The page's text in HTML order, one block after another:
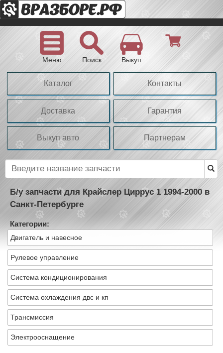
Меню Поиск Выкуп
Каталог Контакты
Доставка Гарантия
Выкуп авто Партнерам
Б/у запчасти для Крайслер Циррус 1 1994-2000 в
Санкт-Петербурге
Категории:
Двигатель и навесное
Рулевое управление
Система кондиционирования
Система охлаждения двс и кп
Трансмиссия
Электрооснащение